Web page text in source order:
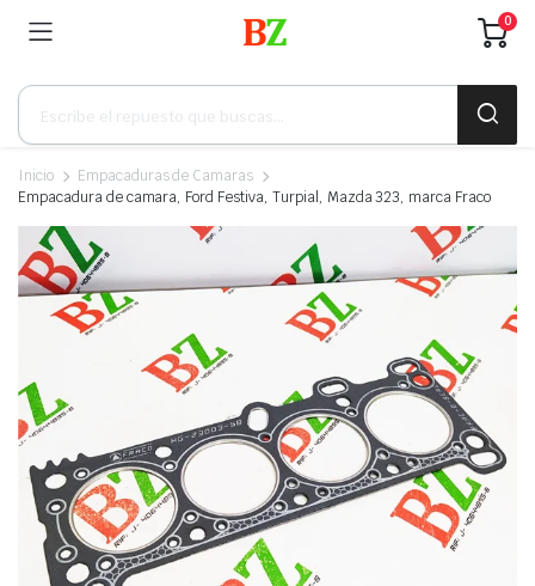
0
Búsqueda
productos
Inicio
Empacaduras de Camaras
Empacadura de camara, Ford Festiva, Turpial, Mazda 323, marca Fraco